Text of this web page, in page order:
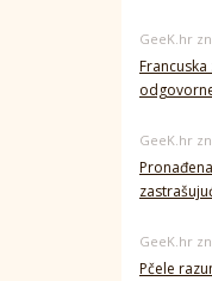
GeeK.hr
GeeK.hr
GeeK.hr
Pčele